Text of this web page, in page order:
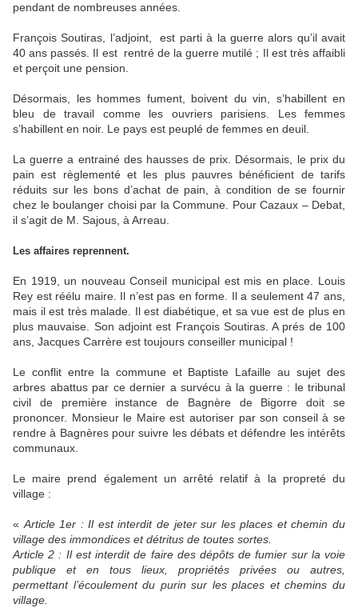
pendant de nombreuses années.
François Soutiras, l’adjoint, est parti à la guerre alors qu’il avait
40 ans passés. Il est rentré de la guerre mutilé ; Il est très affaibli
et perçoit une pension.
Désormais, les hommes fument, boivent du vin, s’habillent en
bleu de travail comme les ouvriers parisiens. Les femmes
s’habillent en noir. Le pays est peuplé de femmes en deuil.
La guerre a entrainé des hausses de prix. Désormais, le prix du
pain est règlementé et les plus pauvres bénéficient de tarifs
réduits sur les bons d’achat de pain, à condition de se fournir
chez le boulanger choisi par la Commune. Pour Cazaux – Debat,
il s’agit de M. Sajous, à Arreau.
Les affaires reprennent.
En 1919, un nouveau Conseil municipal est mis en place. Louis
Rey est réélu maire. Il n’est pas en forme. Il a seulement 47 ans,
mais il est très malade. Il est diabétique, et sa vue est de plus en
plus mauvaise. Son adjoint est François Soutiras. A prés de 100
ans, Jacques Carrère est toujours conseiller municipal !
Le conflit entre la commune et Baptiste Lafaille au sujet des
arbres abattus par ce dernier a survécu à la guerre : le tribunal
civil de première instance de Bagnère de Bigorre doit se
prononcer. Monsieur le Maire est autoriser par son conseil à se
rendre à Bagnères pour suivre les débats et défendre les intérêts
communaux.
Le maire prend également un arrêté relatif à la propreté du
village :
« Article 1er : Il est interdit de jeter sur les places et chemin du
village des immondices et détritus de toutes sortes.
Article 2 : Il est interdit de faire des dépôts de fumier sur la voie
publique et en tous lieux, propriétés privées ou autres,
permettant l’écoulement du purin sur les places et chemins du
village.